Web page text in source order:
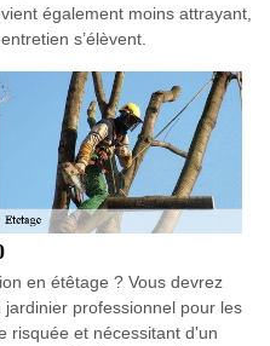
également moins attrayant,
s’élèvent.
en étêtage ? Vous devrez
professionnel pour les
risquée et nécessitant d'un